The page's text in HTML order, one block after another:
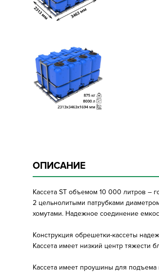
ОПИСАНИЕ
Кассета ST объемом 10 000 литров –
2 цельнолитыми патрубками
хомутами. Надежное соединение
Конструкция обрешетки-кассеты
Кассета имеет низкий центр тяжести
Кассета имеет проушины для